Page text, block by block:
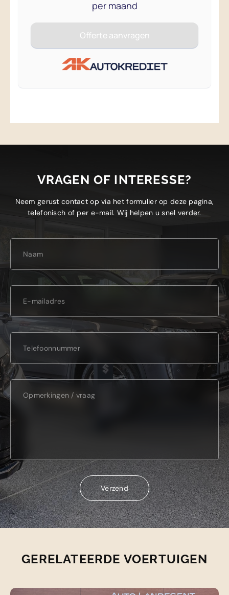
VRAGEN OF INTERESSE?
Neem gerust contact op via het formulier op deze pagina,
telefonisch of per e-mail. Wij helpen u snel verder.
Verzend
Verzend
GERELATEERDE VOERTUIGEN